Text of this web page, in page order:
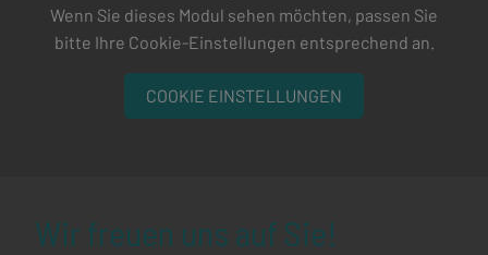
Wenn Sie dieses Modul sehen möchten, passen Sie
bitte Ihre Cookie-Einstellungen entsprechend an.
COOKIE EINSTELLUNGEN
Wir freuen uns auf Sie!